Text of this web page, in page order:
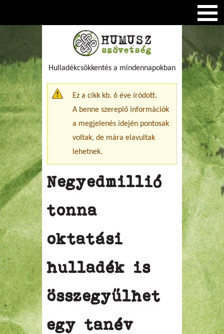
Hulladékcsökkentés a mindennapokban
Figyelmeztető üzenet
Ez a cikk kb. 6 éve íródott.
A benne szereplő információk
a megjelenés idején pontosak
voltak, de mára elavultak
lehetnek.
Negyedmillió
tonna
oktatási
hulladék is
összegyűlhet
egy tanév